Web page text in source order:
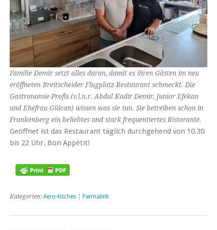
Familie Demir setzt alles daran, damit es ihren Gästen im neu
eröffneten Breitscheider Flugplatz-Restaurant schmeckt. Die
Gastronomie-Profis (v.l.n.r. Abdul Kadir Demir, Junior Efekan
und Ehefrau Gülcan) wissen was sie tun. Sie betreiben schon in
Frankenberg ein beliebtes und stark frequentiertes Ristorante.
Geöffnet ist das Restaurant täglich durchgehend von 10.30
bis 22 Uhr. Bon Appètit!
Kategorien: Aero-tisches Permalink